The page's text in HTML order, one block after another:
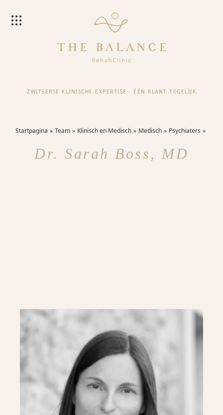
ZWITSERSE KLINISCHE EXPERTISE · ÉÉN KLANT TEGELIJK
Startpagina Team Klinisch en Medisch Medisch Psychiaters
Dr. Sarah Boss, MD